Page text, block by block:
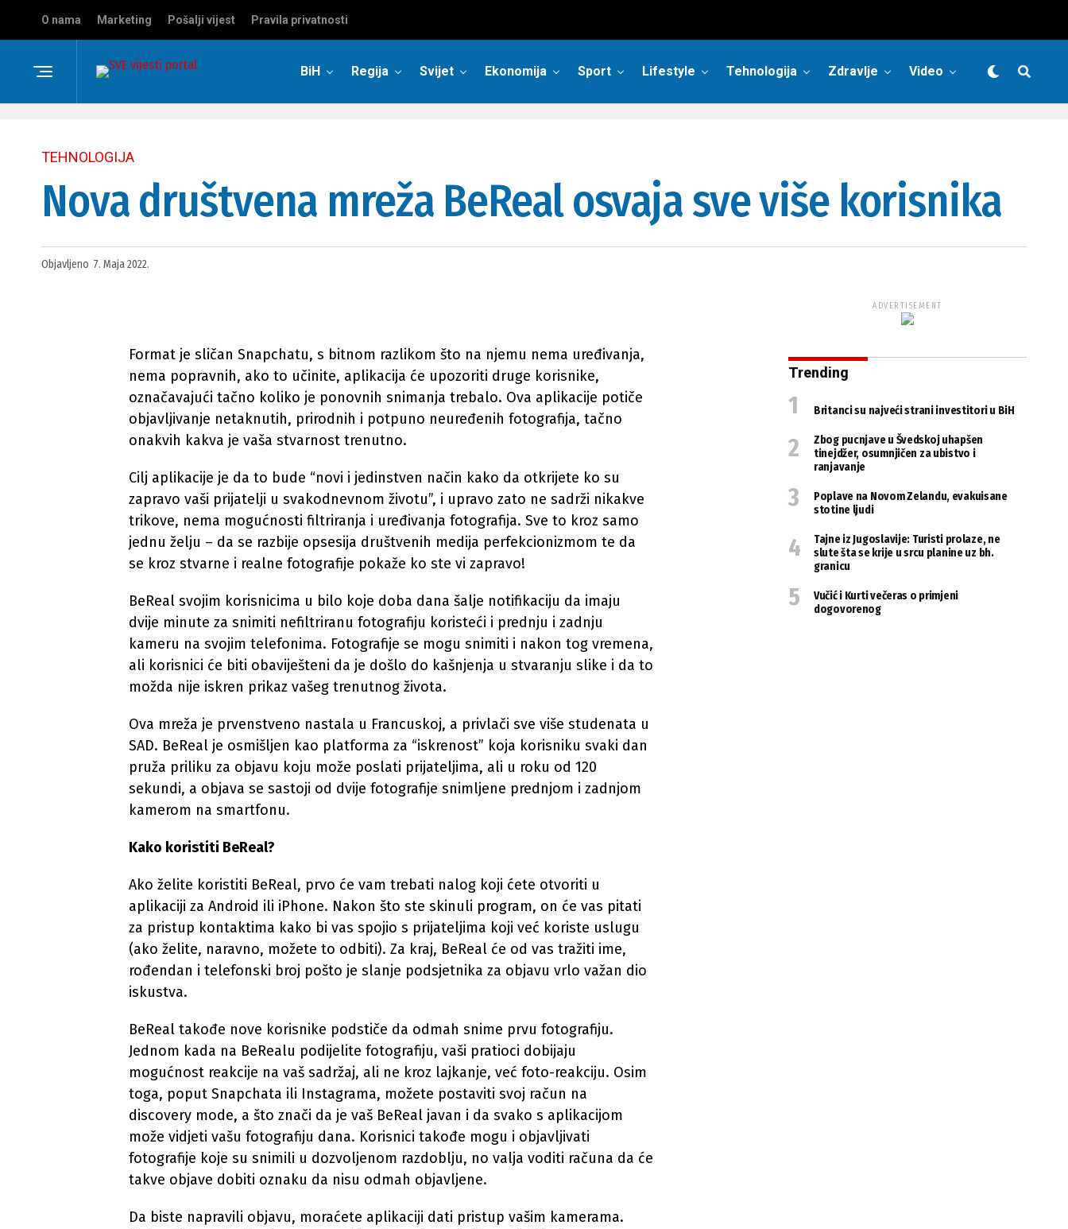
O nama Marketing Pošalji vijest Pravila privatnosti
BiH Regija Svijet Ekonomija Sport Lifestyle Tehnologija Zdravlje Video
TEHNOLOGIJA
Nova društvena mreža BeReal osvaja sve više korisnika
Objavljeno 7. Maja 2022.
Format je sličan Snapchatu, s bitnom razlikom što na njemu nema uređivanja,
nema popravnih, ako to učinite, aplikacija će upozoriti druge korisnike,
označavajući tačno koliko je ponovnih snimanja trebalo. Ova aplikacije potiče
objavljivanje netaknutih, prirodnih i potpuno neuređenih fotografija, tačno
onakvih kakva je vaša stvarnost trenutno.
Cilj aplikacije je da to bude “novi i jedinstven način kako da otkrijete ko su
zapravo vaši prijatelji u svakodnevnom životu”, i upravo zato ne sadrži nikakve
trikove, nema mogućnosti filtriranja i uređivanja fotografija. Sve to kroz samo
jednu želju – da se razbije opsesija društvenih medija perfekcionizmom te da
se kroz stvarne i realne fotografije pokaže ko ste vi zapravo!
BeReal svojim korisnicima u bilo koje doba dana šalje notifikaciju da imaju
dvije minute za snimiti nefiltriranu fotografiju koristeći i prednju i zadnju
kameru na svojim telefonima. Fotografije se mogu snimiti i nakon tog vremena,
ali korisnici će biti obaviješteni da je došlo do kašnjenja u stvaranju slike i da to
možda nije iskren prikaz vašeg trenutnog života.
Ova mreža je prvenstveno nastala u Francuskoj, a privlači sve više studenata u
SAD. BeReal je osmišljen kao platforma za “iskrenost” koja korisniku svaki dan
pruža priliku za objavu koju može poslati prijateljima, ali u roku od 120
sekundi, a objava se sastoji od dvije fotografije snimljene prednjom i zadnjom
kamerom na smartfonu.
Kako koristiti BeReal?
Ako želite koristiti BeReal, prvo će vam trebati nalog koji ćete otvoriti u
aplikaciji za Android ili iPhone. Nakon što ste skinuli program, on će vas pitati
za pristup kontaktima kako bi vas spojio s prijateljima koji već koriste uslugu
(ako želite, naravno, možete to odbiti). Za kraj, BeReal će od vas tražiti ime,
rođendan i telefonski broj pošto je slanje podsjetnika za objavu vrlo važan dio
iskustva.
BeReal takođe nove korisnike podstiče da odmah snime prvu fotografiju.
Jednom kada na BeRealu podijelite fotografiju, vaši pratioci dobijaju
mogućnost reakcije na vaš sadržaj, ali ne kroz lajkanje, već foto-reakciju. Osim
toga, poput Snapchata ili Instagrama, možete postaviti svoj račun na
discovery mode, a što znači da je vaš BeReal javan i da svako s aplikacijom
može vidjeti vašu fotografiju dana. Korisnici takođe mogu i objavljivati
fotografije koje su snimili u dozvoljenom razdoblju, no valja voditi računa da će
takve objave dobiti oznaku da nisu odmah objavljene.
Da biste napravili objavu, moraćete aplikaciji dati pristup vašim kamerama.
ADVERTISEMENT
Trending
Britanci su najveći strani investitori u BiH
Zbog pucnjave u Švedskoj uhapšen
tinejdžer, osumnjičen za ubistvo i
ranjavanje
Poplave na Novom Zelandu, evakuisane
stotine ljudi
Tajne iz Jugoslavije: Turisti prolaze, ne
slute šta se krije u srcu planine uz bh.
granicu
Vučić i Kurti večeras o primjeni
dogovorenog